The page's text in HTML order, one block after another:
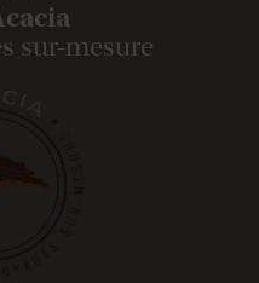
sur-mesure